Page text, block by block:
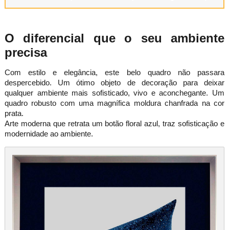
O diferencial que o seu ambiente
precisa
Com estilo e elegância, este belo quadro não passara
despercebido. Um ótimo objeto de decoração para deixar
qualquer ambiente mais sofisticado, vivo e aconchegante. Um
quadro robusto com uma magnífica moldura chanfrada na cor
prata.
Arte moderna que retrata um botão floral azul, traz sofisticação e
modernidade ao ambiente.